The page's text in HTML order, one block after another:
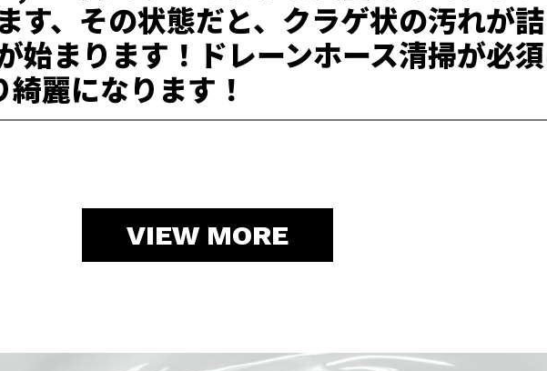
す、その状態だと、クラゲ状の汚れが
始まります！ドレーンホース清掃が必
麗になります！
VIEW MORE